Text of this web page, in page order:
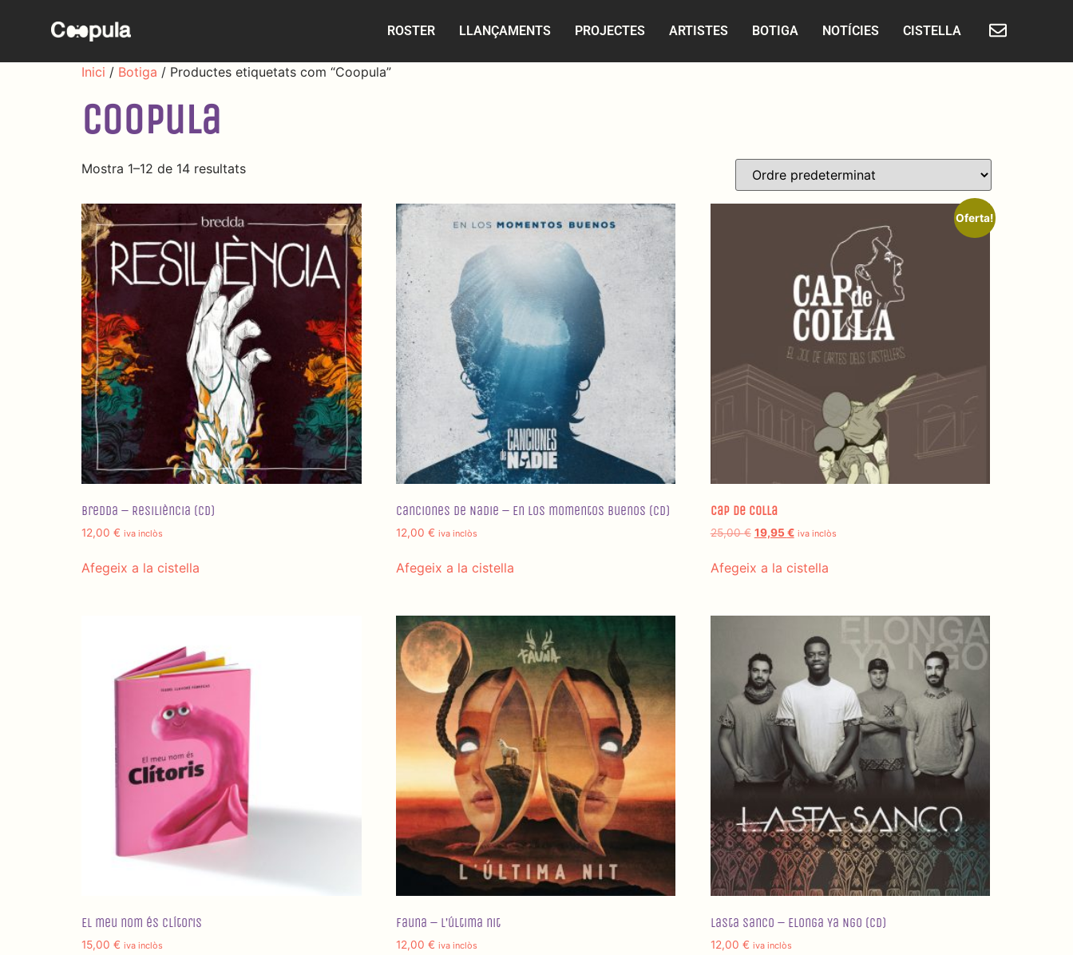
ROSTER LLANÇAMENTS PROJECTES ARTISTES BOTIGA NOTÍCIES CISTELLA
Inici / Botiga / Productes etiquetats com “Coopula”
Coopula
Mostra 1–12 de 14 resultats
Bredda – Resiliència (CD)
12,00 € iva inclòs
Afegeix a la cistella
Canciones de Nadie – En los momentos buenos (CD)
12,00 € iva inclòs
Afegeix a la cistella
Oferta!
Cap de Colla
25,00€ 19,95 € iva inclòs
Afegeix a la cistella
El meu nom és Clítoris
15,00 € iva inclòs
Fauna – L’última nit
12,00 € iva inclòs
Lasta Sanco – Elonga Ya Ngo (CD)
12,00 € iva inclòs